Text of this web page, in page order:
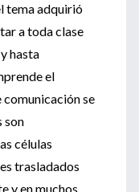
tema adquirió
a toda clase
hasta
el
comunicación se
son
células
trasladados
y en muchos